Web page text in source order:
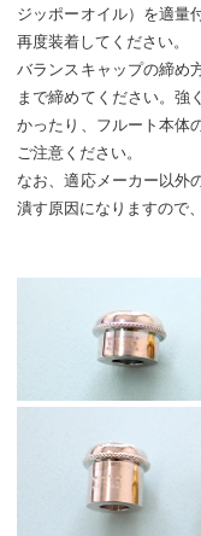
ジッポーオイル）を適量
再度装着してください。
バランスキャップの締め
まで締めてください。強
かったり、フルート本体
ご注意ください。
なお、適応メーカー以外
潰す原因になりますので